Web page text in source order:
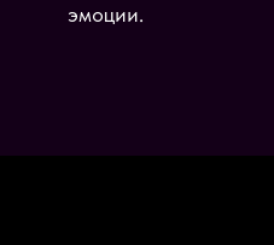
эмоции.